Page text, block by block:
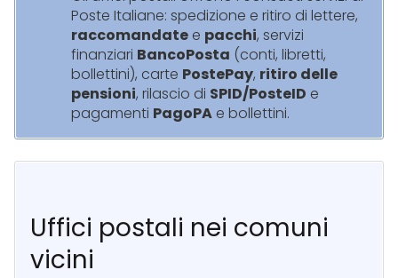
Poste Italiane: spedizione e ritiro di lettere,
raccomandate e pacchi, servizi
finanziari BancoPosta (conti, libretti,
bollettini), carte PostePay, ritiro delle
pensioni, rilascio di SPID/PosteID e
pagamenti PagoPA e bollettini.
Uffici postali nei comuni
vicini